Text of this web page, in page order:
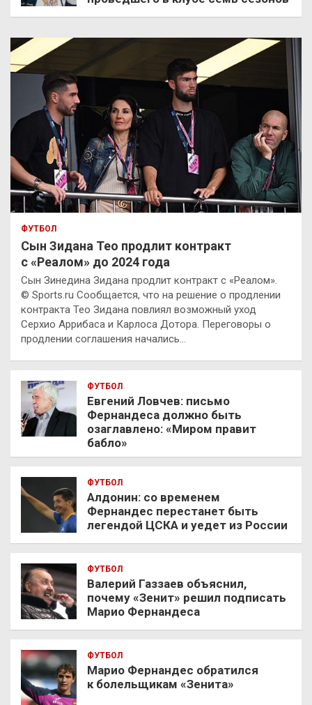
ФУТБОЛ
Сын Зидана Тео продлит контракт
с «Реалом» до 2024 года
Сын Зинедина Зидана продлит контракт с «Реалом».
© Sports.ru Сообщается, что на решение о продлении
контракта Тео Зидана повлиял возможный уход
Серхио Аррибаса и Карлоса Дотора. Переговоры о
продлении соглашения начались…
ФУТБОЛ
Евгений Ловчев: письмо
Фернандеса должно быть
озаглавлено: «Миром правит
бабло»
ФУТБОЛ
Алдонин: со временем
Фернандес перестанет быть
легендой ЦСКА и уедет из России
ФУТБОЛ
Валерий Газзаев объяснил,
почему «Зенит» решил подписать
Марио Фернандеса
ФУТБОЛ
Марио Фернандес обратился
к болельщикам «Зенита»